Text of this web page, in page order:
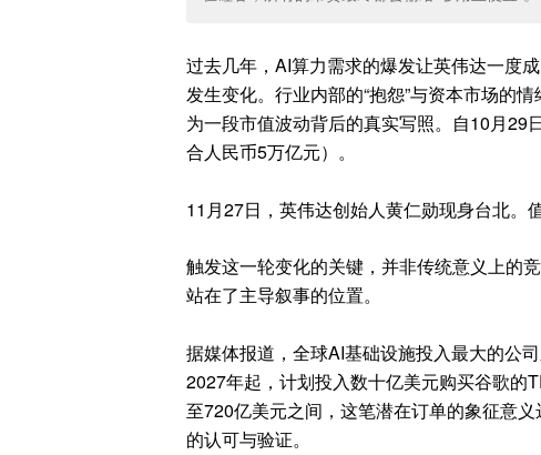
过去几年，AI算力需求的爆发让英伟达一度
发生变化。行业内部的“抱怨”与资本市场的
为一段市值波动背后的真实写照。自10月29
合人民币5万亿元）。
11月27日，英伟达创始人黄仁勋现身台北。
触发这一轮变化的关键，并非传统意义上的
站在了主导叙事的位置。
据媒体报道，全球AI基础设施投入最大的公
2027年起，计划投入数十亿美元购买谷歌的
至720亿美元之间，这笔潜在订单的象征意
的认可与验证。